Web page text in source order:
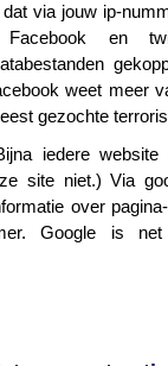
via jouw ip-
en
weet meer
gezochte
iedere website
site niet.) Via
over
Google is